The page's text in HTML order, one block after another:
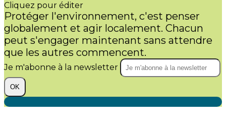
Cliquez pour éditer
Protéger l'environnement, c'est penser
globalement et agir localement. Chacun
peut s'engager maintenant sans attendre
que les autres commencent.
Je m'abonne à la newsletter
OK